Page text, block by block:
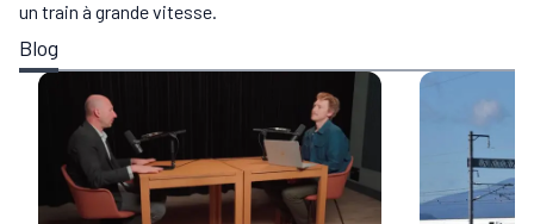
un train à grande vitesse.
Blog